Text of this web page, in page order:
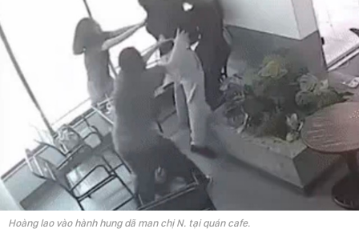
Hoàng lao vào hành hung dã man chị N. tại quán cafe.